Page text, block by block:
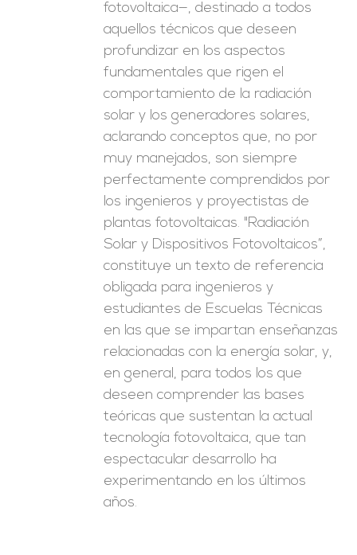
fotovoltaica—, destinado a todos
aquellos técnicos que deseen
profundizar en los aspectos
fundamentales que rigen el
comportamiento de la radiación
solar y los generadores solares,
aclarando conceptos que, no por
muy manejados, son siempre
perfectamente comprendidos por
los ingenieros y proyectistas de
plantas fotovoltaicas. "Radiación
Solar y Dispositivos Fotovoltaicos”,
constituye un texto de referencia
obligada para ingenieros y
estudiantes de Escuelas Técnicas
en las que se impartan enseñanzas
relacionadas con la energía solar, y,
en general, para todos los que
deseen comprender las bases
teóricas que sustentan la actual
tecnología fotovoltaica, que tan
espectacular desarrollo ha
experimentando en los últimos
años.